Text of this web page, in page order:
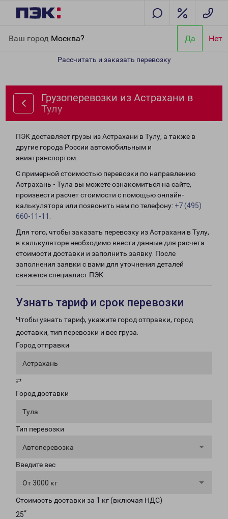
Ваш город Москва? Да Нет
Рассчитать и заказать перевозку
Грузоперевозки из Астрахани в
Тулу
ПЭК доставляет грузы из Астрахани в Тулу, а также в
другие города России автомобильным и
авиатранспортом.
С примерной стоимостью перевозки по направлению
Астрахань - Тула вы можете ознакомиться на сайте,
произвести расчет стоимости с помощью онлайн-
калькулятора или позвонить нам по телефону: +7 (495)
660-11-11
Для того, чтобы заказать перевозку из Астрахани в Тулу,
в калькуляторе необходимо ввести данные для расчета
стоимости доставки и заполнить заявку. После
заполнения заявки с вами для уточнения деталей
свяжется специалист ПЭК.
Узнать тариф и срок перевозки
Чтобы узнать тариф, укажите город отправки, город
доставки, тип перевозки и вес груза.
Город отправки
Астрахань
⇄
Город доставки
Тула
Тип перевозки
Автоперевозка
Введите вес
От 3000 кг
Стоимость доставки за 1 кг (включая НДС)
25*